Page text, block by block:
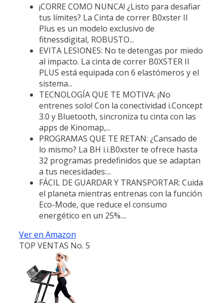
¡CORRE COMO NUNCA! ¿Listo para desafiar
tus límites? La Cinta de correr B0xster II
Plus es un modelo exclusivo de
fitnessdigital, ROBUSTO...
EVITA LESIONES: No te detengas por miedo
al impacto. La cinta de correr B0XSTER II
PLUS está equipada con 6 elastómeros y el
sistema...
TECNOLOGÍA QUE TE MOTIVA: ¡No
entrenes solo! Con la conectividad i.Concept
3.0 y Bluetooth, sincroniza tu cinta con las
apps de Kinomap,...
PROGRAMAS QUE TE RETAN: ¿Cansado de
lo mismo? La BH i.i.B0xster te ofrece hasta
32 programas predefinidos que se adaptan
a tus necesidades:...
FÁCIL DE GUARDAR Y TRANSPORTAR: Cuida
el planeta mientras entrenas con la función
Eco-Mode, que reduce el consumo
energético en un 25%....
Ver en Amazon
TOP VENTAS No. 5